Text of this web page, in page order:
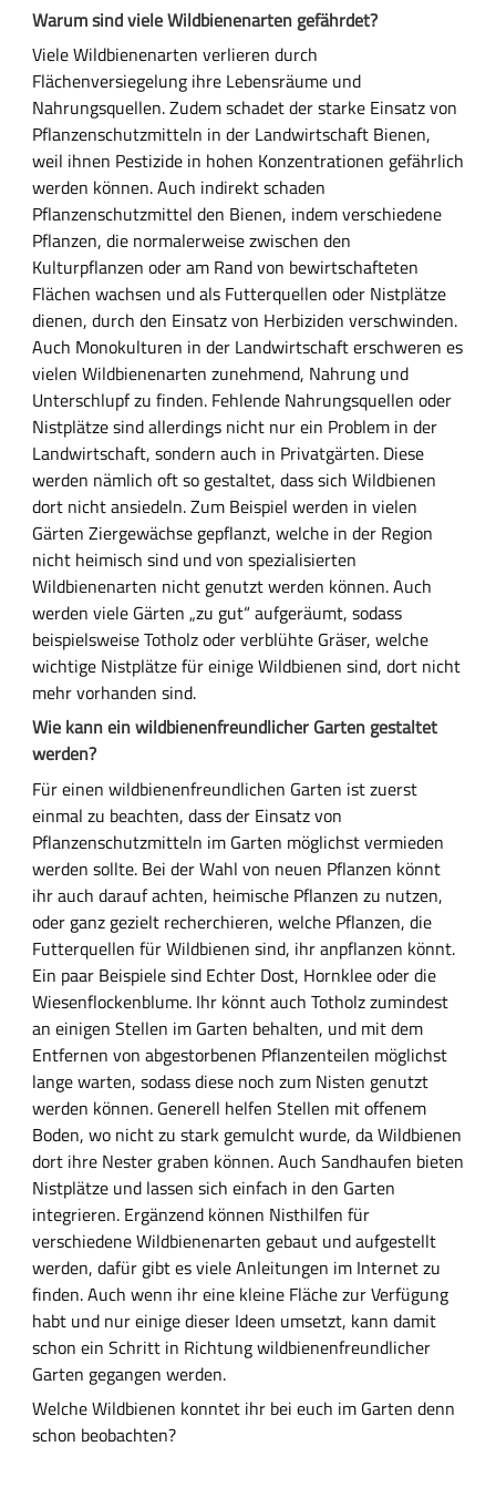
Warum sind viele Wildbienenarten gefährdet?
Viele Wildbienenarten verlieren durch
Flächenversiegelung ihre Lebensräume und
Nahrungsquellen. Zudem schadet der starke Einsatz von
Pflanzenschutzmitteln in der Landwirtschaft Bienen,
weil ihnen Pestizide in hohen Konzentrationen gefährlich
werden können. Auch indirekt schaden
Pflanzenschutzmittel den Bienen, indem verschiedene
Pflanzen, die normalerweise zwischen den
Kulturpflanzen oder am Rand von bewirtschafteten
Flächen wachsen und als Futterquellen oder Nistplätze
dienen, durch den Einsatz von Herbiziden verschwinden.
Auch Monokulturen in der Landwirtschaft erschweren es
vielen Wildbienenarten zunehmend, Nahrung und
Unterschlupf zu finden. Fehlende Nahrungsquellen oder
Nistplätze sind allerdings nicht nur ein Problem in der
Landwirtschaft, sondern auch in Privatgärten. Diese
werden nämlich oft so gestaltet, dass sich Wildbienen
dort nicht ansiedeln. Zum Beispiel werden in vielen
Gärten Ziergewächse gepflanzt, welche in der Region
nicht heimisch sind und von spezialisierten
Wildbienenarten nicht genutzt werden können. Auch
werden viele Gärten „zu gut“ aufgeräumt, sodass
beispielsweise Totholz oder verblühte Gräser, welche
wichtige Nistplätze für einige Wildbienen sind, dort nicht
mehr vorhanden sind.
Wie kann ein wildbienenfreundlicher Garten gestaltet
werden?
Für einen wildbienenfreundlichen Garten ist zuerst
einmal zu beachten, dass der Einsatz von
Pflanzenschutzmitteln im Garten möglichst vermieden
werden sollte. Bei der Wahl von neuen Pflanzen könnt
ihr auch darauf achten, heimische Pflanzen zu nutzen,
oder ganz gezielt recherchieren, welche Pflanzen, die
Futterquellen für Wildbienen sind, ihr anpflanzen könnt.
Ein paar Beispiele sind Echter Dost, Hornklee oder die
Wiesenflockenblume. Ihr könnt auch Totholz zumindest
an einigen Stellen im Garten behalten, und mit dem
Entfernen von abgestorbenen Pflanzenteilen möglichst
lange warten, sodass diese noch zum Nisten genutzt
werden können. Generell helfen Stellen mit offenem
Boden, wo nicht zu stark gemulcht wurde, da Wildbienen
dort ihre Nester graben können. Auch Sandhaufen bieten
Nistplätze und lassen sich einfach in den Garten
integrieren. Ergänzend können Nisthilfen für
verschiedene Wildbienenarten gebaut und aufgestellt
werden, dafür gibt es viele Anleitungen im Internet zu
finden. Auch wenn ihr eine kleine Fläche zur Verfügung
habt und nur einige dieser Ideen umsetzt, kann damit
schon ein Schritt in Richtung wildbienenfreundlicher
Garten gegangen werden.
Welche Wildbienen konntet ihr bei euch im Garten denn
schon beobachten?